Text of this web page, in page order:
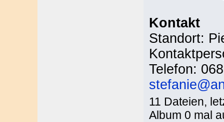
Kontakt
Standort:
Telefon:
11 Dateien,
Album 0 mal